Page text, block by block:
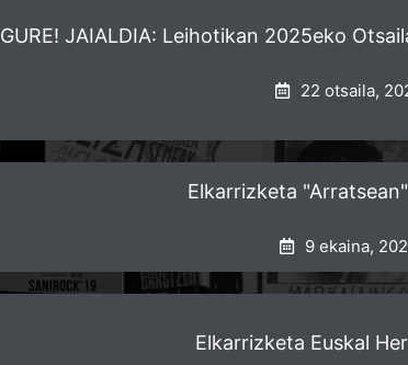
GURE! JAIALDIA: Leihotikan 2025eko
22 otsaila,
Elkarrizketa
9 ekaina,
Elkarrizketa Euskal